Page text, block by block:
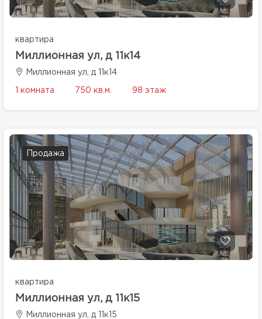
квартира
Миллионная ул, д 11к14
Миллионная ул, д 11к14
1 комната 750 кв.м. 98 этаж
Продажа
квартира
Миллионная ул, д 11к15
Миллионная ул, д 11к15